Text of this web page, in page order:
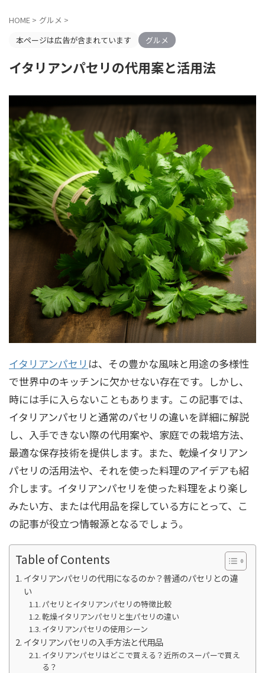
HOME > グルメ >
本ページは広告が含まれています
グルメ
イタリアンパセリの代用案と活用法
イタリアンパセリ は、その豊かな風味と用途の多様性
で世界中のキッチンに欠かせない存在です。しかし、
時には手に入らないこともあります。この記事では、
イタリアンパセリと通常のパセリの違いを詳細に解説
し、入手できない際の代用案や、家庭での栽培方法、
最適な保存技術を提供します。また、乾燥イタリアン
パセリの活用法や、それを使った料理のアイデアも紹
介します。イタリアンパセリを使った料理をより楽し
みたい方、または代用品を探している方にとって、こ
の記事が役立つ情報源となるでしょう。
Table of Contents
イタリアンパセリの代用になるのか？普通のパセリとの違
い
パセリとイタリアンパセリの特徴比較
乾燥イタリアンパセリと生パセリの違い
イタリアンパセリの使用シーン
イタリアンパセリの入手方法と代用品
イタリアンパセリはどこで買える？近所のスーパーで買え
る？